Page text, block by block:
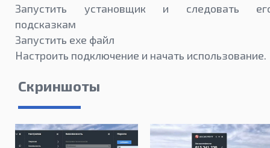
Запустить установщик и следовать
подсказкам
Запустить exe файл
Настроить подключение и начать использование.
Скриншоты